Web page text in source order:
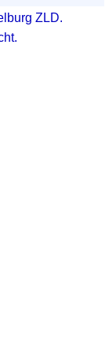
ZLD.